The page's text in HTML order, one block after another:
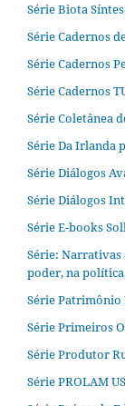
Série Biota
Série Cadernos
Série Cadernos
Série Cadernos
Série Coletânea
Série Da Irlanda
Série Diálogos
Série Diálogos
Série E-books
Série: Narrativas
poder, na
Série
Série Primeiros
Série Produtor
Série PROLAM